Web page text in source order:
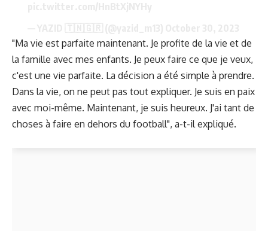
"Ma vie est parfaite maintenant. Je profite de la vie et de
la famille avec mes enfants. Je peux faire ce que je veux,
c'est une vie parfaite. La décision a été simple à prendre.
Dans la vie, on ne peut pas tout expliquer. Je suis en paix
avec moi-même. Maintenant, je suis heureux. J'ai tant de
choses à faire en dehors du football", a-t-il expliqué.